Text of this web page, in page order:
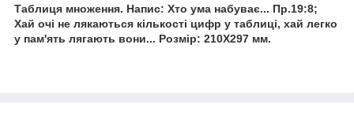
Таблиця множення. Напис: Хто ума набуває... Пр.19:8;
Хай очі не лякаються кількості цифр у таблиці, хай легко
у пам'ять лягають вони... Розмір: 210Х297 мм.